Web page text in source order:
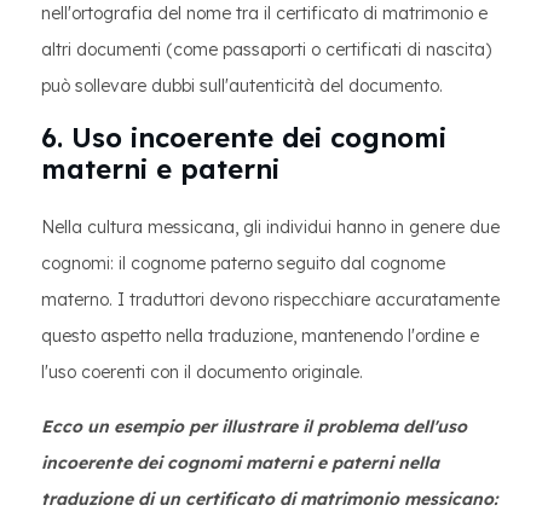
nell'ortografia del nome tra il certificato di matrimonio e
altri documenti (come passaporti o certificati di nascita)
può sollevare dubbi sull'autenticità del documento.
6. Uso incoerente dei cognomi
materni e paterni
Nella cultura messicana, gli individui hanno in genere due
cognomi: il cognome paterno seguito dal cognome
materno. I traduttori devono rispecchiare accuratamente
questo aspetto nella traduzione, mantenendo l'ordine e
l'uso coerenti con il documento originale.
Ecco un esempio per illustrare il problema dell'uso
incoerente dei cognomi materni e paterni nella
traduzione di un certificato di matrimonio messicano: